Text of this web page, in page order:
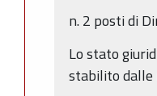
n. 2 posti di
Lo stato
stabilito